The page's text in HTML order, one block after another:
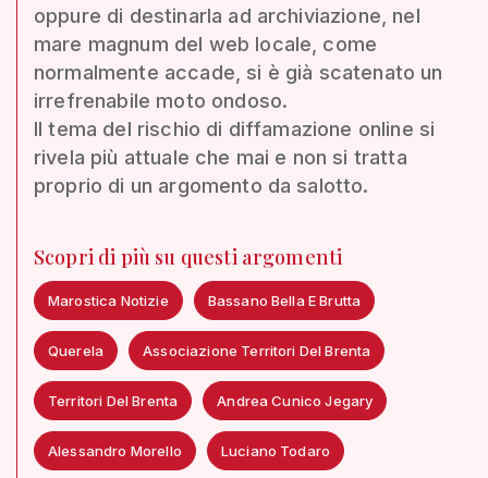
oppure di destinarla ad archiviazione, nel
mare magnum del web locale, come
normalmente accade, si è già scatenato un
irrefrenabile moto ondoso.
Il tema del rischio di diffamazione online si
rivela più attuale che mai e non si tratta
proprio di un argomento da salotto.
Scopri di più su questi argomenti
Marostica Notizie Bassano Bella E Brutta
Querela Associazione Territori Del Brenta
Territori Del Brenta Andrea Cunico Jegary
Alessandro Morello Luciano Todaro